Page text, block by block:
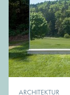
ARCHITEKTUR